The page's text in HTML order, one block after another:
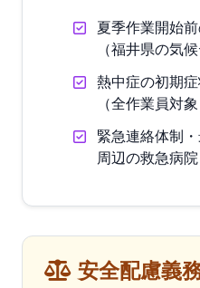
夏季作業開始
（福井県の気
熱中症の初期
（全作業員対象
緊急連絡体制
周辺の救急病
安全配慮義